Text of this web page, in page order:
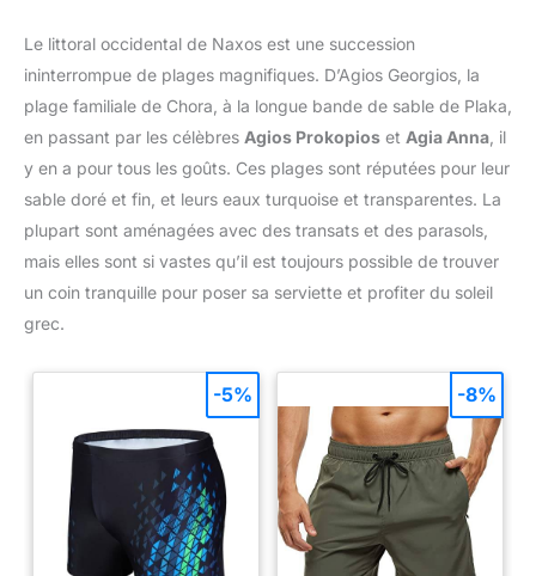
Le littoral occidental de Naxos est une succession
ininterrompue de plages magnifiques. D’Agios Georgios, la
plage familiale de Chora, à la longue bande de sable de Plaka,
en passant par les célèbres Agios Prokopios et Agia Anna , il
y en a pour tous les goûts. Ces plages sont réputées pour leur
sable doré et fin, et leurs eaux turquoise et transparentes. La
plupart sont aménagées avec des transats et des parasols,
mais elles sont si vastes qu’il est toujours possible de trouver
un coin tranquille pour poser sa serviette et profiter du soleil
grec.
-5% -8%